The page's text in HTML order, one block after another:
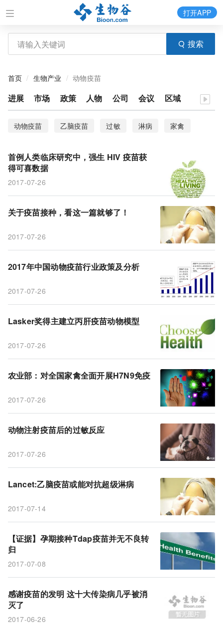
搜索
打开APP
首页 生物产业 动物疫苗
进展 市场 政策 人物 公司 会议 区域
动物疫苗 乙脑疫苗 过敏 淋病
家禽
人类临床
H7N9
首例人类临床研究中，强生 HIV 疫苗获
得可喜数据
2017-07-26
关于疫苗接种，看这一篇就够了！
2017-07-26
2017年中国动物疫苗行业政策及分析
2017-07-26
Lasker奖得主建立丙肝疫苗动物模型
2017-07-26
农业部：对全国家禽全面开展H7N9免疫
2017-07-26
动物注射疫苗后的过敏反应
2017-07-26
Lancet:乙脑疫苗或能对抗超级淋病
2017-07-14
【证据】孕期接种Tdap疫苗并无不良转
归
2017-07-08
感谢疫苗的发明 这十大传染病几乎被消
灭了
2017-06-26